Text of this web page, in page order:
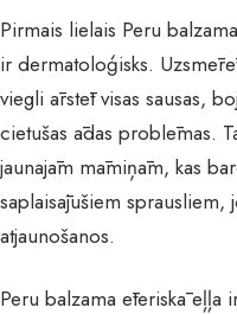
Pirmais lielais Peru
ir dermatoloģisks.
viegli ārstēt visas sausas,
cietušas ādas problēmas.
jaunajām māmiņām, kas
saplaisājušiem sprausliem,
atjaunošanos.
Peru balzama ēteriskā eļļa